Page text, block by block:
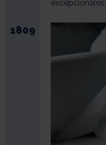
excepcionales.
1809